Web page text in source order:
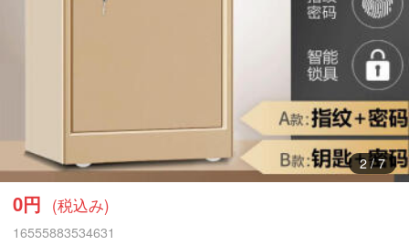
3/7
0円 (税込み)
16555883534631